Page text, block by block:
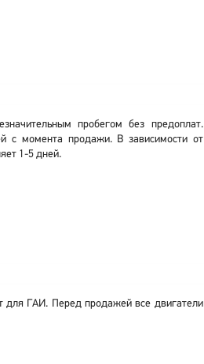
пробегом без предоплат.
с момента продажи. В зависимости от
1-5 дней.
для ГАИ. Перед продажей все двигатели